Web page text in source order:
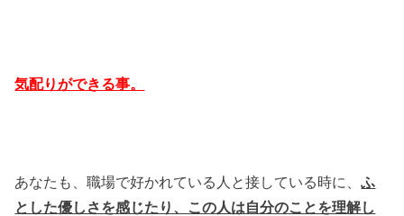
気配りができる事。
あなたも、職場で好かれている人と接している時に、ふ
とした優しさを感じたり、この人は自分のことを理解し